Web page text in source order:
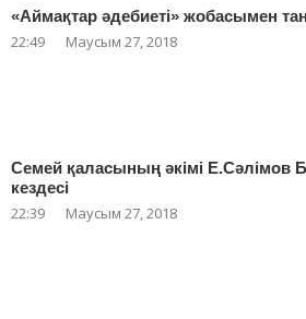
«Аймақтар әдебиеті» жобасымен
22:49 Маусым 27, 2018
Семей қаласының әкімі Е.Сәлімов
кездесі
22:39 Маусым 27, 2018